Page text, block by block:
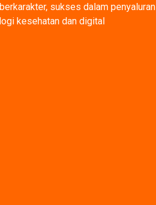
sukses dalam penyaluran
kesehatan dan digital